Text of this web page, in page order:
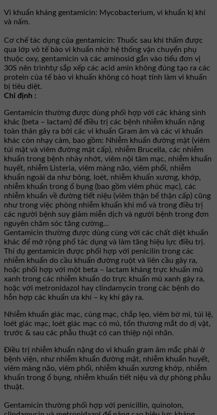
Vi khuẩn kháng gentamicin: Mycobacterium, vi khuẩn kị khí
và nấm.
Cơ chế tác dụng của gentamicin: Thuốc sau khi thấm được
qua lớp vỏ tế bào vi khuẩn nhờ hệ thống vận chuyển phụ
thuộc oxy, gentamicin và các aminosid gắn vào tiểu đơn vị
30S nên trìnhtự sắp xếp các acid amin không đúng tạo ra các
protein của tế bào vi khuẩn không có hoạt tính làm vi khuẩn
bị tiêu diệt.
Chỉ định :
Gentamicin thường được dùng phối hợp với các kháng sinh
khác (beta – lactam) để điều trị các bệnh nhiễm khuẩn nặng
toàn thân gây ra bởi các vi khuẩn Gram âm và các vi khuẩn
khác còn nhạy cảm, bao gồm: Nhiễm khuẩn đường mật (viêm
túi mật và viêm đường mật cấp), nhiễm Brucella, các nhiễm
khuẩn trong bệnh nhày nhớt, viêm nội tâm mạc, nhiễm khuẩn
huyết, nhiễm Listeria, viêm màng não, viêm phổi, nhiễm
khuẩn ngoài da như bỏng, loét, nhiễm khuẩn xương, khớp,
nhiễm khuẩn trong ổ bụng (bao gồm viêm phúc mạc), các
nhiễm khuẩn về đường tiết niệu (viêm thận bể thận cấp) cũng
như trong việc phòng nhiễm khuẩn khi mổ và trong điều trị
các người bệnh suy giảm miễn dịch và người bệnh trong đơn
nguyên chăm sóc tăng cường…
Gentamicin thường được dùng cùng với các chất diệt khuẩn
khác để mở rộng phổ tác dụng và làm tăng hiệu lực điều trị.
Thí dụ gentamicin được phối hợp với penicilin trong các
nhiễm khuẩn do cầu khuẩn đường ruột và liên cầu gây ra,
hoặc phối hợp với một beta – lactam kháng trực khuẩn mủ
xanh trong các nhiễm khuẩn do trực khuẩn mủ xanh gây ra,
hoặc với metronidazol hay clindamycin trong các bệnh do
hỗn hợp các khuẩn ưa khí – kỵ khí gây ra.
Nhiễm khuẩn giác mạc, củng mạc, chắp lẹo, viêm bờ mi, túi lệ,
loét giác mạc, loét giác mạc có mủ, tổn thương mắt do dị vật,
trước & sau các phẫu thuật có can thiệp nội nhãn.
Điều trị nhiễm khuẩn nặng do vi khuẩn gram âm mắc phải ở
bệnh viện, như nhiễm khuẩn đường mật, nhiễm khuẩn huyết,
viêm màng não, viêm phổi, nhiễm khuẩn xương khớp, nhiễm
khuẩn trong ổ bụng, nhiễm khuẩn tiết niệu và dự phòng phẫu
thuật.
Gentamicin thường phối hợp với penicillin, quinolon,